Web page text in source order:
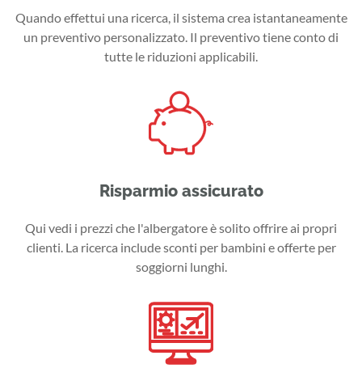
Quando effettui una ricerca, il sistema crea istantaneamente
un preventivo personalizzato. Il preventivo tiene conto di
tutte le riduzioni applicabili.
Risparmio assicurato
Qui vedi i prezzi che l'albergatore è solito offrire ai propri
clienti. La ricerca include sconti per bambini e offerte per
soggiorni lunghi.